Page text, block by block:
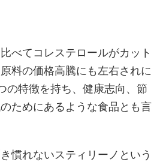
べてコレステロールがカット
料の価格高騰にも左右されに
の特徴を持ち、健康志向、節
ためにあるような食品とも言
慣れないスティリーノという